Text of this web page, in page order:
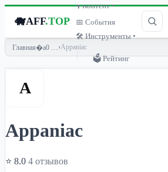
🐗AFF.TOP
🎙 Контент ▾
📅 События
🛠 Инструменты ▾
🗳 Рейтинг
Главная ›Appaniac
A
Appaniac
⭐ 8.0 4 отзывов